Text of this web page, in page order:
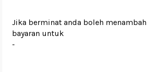
Jika berminat anda boleh menambah
bayaran untuk
-